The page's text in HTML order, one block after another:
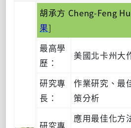
胡承方 Cheng-Feng
果]
最高學
歷：
美國北卡州大
研究專
長：
作業研究、最
策分析
研究專
應用最佳化方